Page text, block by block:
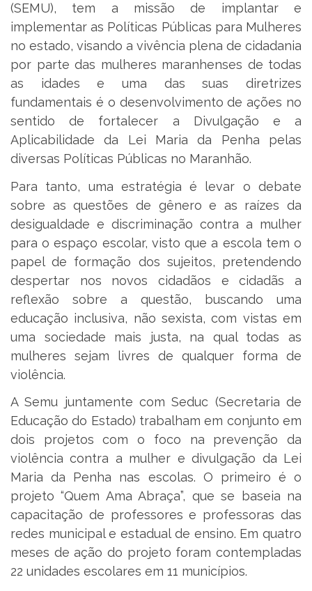
(SEMU), tem a missão de implantar e
implementar as Políticas Públicas para Mulheres
no estado, visando a vivência plena de cidadania
por parte das mulheres maranhenses de todas
as idades e uma das suas diretrizes
fundamentais é o desenvolvimento de ações no
sentido de fortalecer a Divulgação e a
Aplicabilidade da Lei Maria da Penha pelas
diversas Políticas Públicas no Maranhão.
Para tanto, uma estratégia é levar o debate
sobre as questões de gênero e as raízes da
desigualdade e discriminação contra a mulher
para o espaço escolar, visto que a escola tem o
papel de formação dos sujeitos, pretendendo
despertar nos novos cidadãos e cidadãs a
reflexão sobre a questão, buscando uma
educação inclusiva, não sexista, com vistas em
uma sociedade mais justa, na qual todas as
mulheres sejam livres de qualquer forma de
violência.
A Semu juntamente com Seduc (Secretaria de
Educação do Estado) trabalham em conjunto em
dois projetos com o foco na prevenção da
violência contra a mulher e divulgação da Lei
Maria da Penha nas escolas. O primeiro é o
projeto “Quem Ama Abraça”, que se baseia na
capacitação de professores e professoras das
redes municipal e estadual de ensino. Em quatro
meses de ação do projeto foram contempladas
22 unidades escolares em 11 municípios.